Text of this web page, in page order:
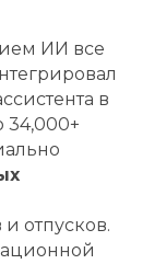
ИИ все
в
отпусков.